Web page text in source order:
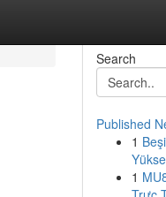
Search
Published
1
1